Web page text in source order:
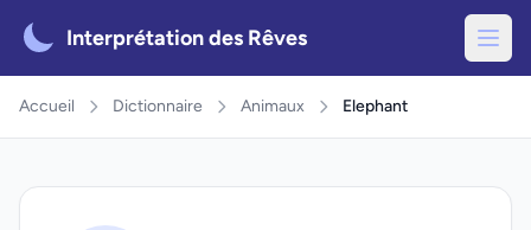
Interprétation des Rêves
Accueil Dictionnaire Animaux Elephant